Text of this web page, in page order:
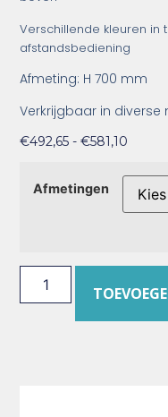
Verschillende kleuren
afstandsbediening
Afmeting: H 700 mm
Verkrijgbaar in diverse
€492,65 - €581,10
Afmetingen